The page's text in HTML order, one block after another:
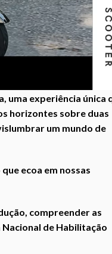
uma experiência única
horizontes sobre duas
um mundo de
ecoa em nossas
compreender as
de Habilitação